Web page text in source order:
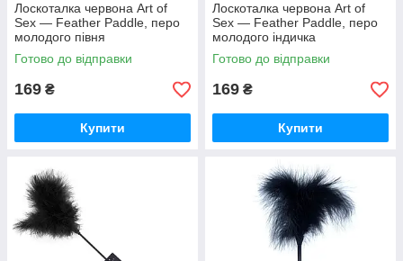
Лоскоталка червона Art of
Sex — Feather Paddle, перо
молодого півня
Готово до відправки
169 ₴
Купити
Лоскоталка червона Art of
Sex — Feather Paddle, перо
молодого індичка
Готово до відправки
169 ₴
Купити